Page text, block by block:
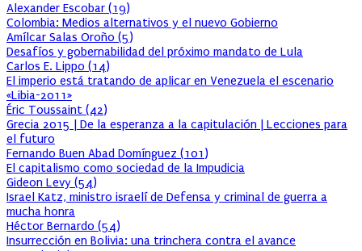
Alexander Escobar (19)
Colombia: Medios alternativos y el nuevo Gobierno
Amílcar Salas Oroño (5)
Desafíos y gobernabilidad del próximo mandato de Lula
Carlos E. Lippo (14)
El imperio está tratando de aplicar en Venezuela el escenario
«Libia-2011»
Éric Toussaint (42)
Grecia 2015 | De la esperanza a la capitulación | Lecciones para
el futuro
Fernando Buen Abad Domínguez (101)
El capitalismo como sociedad de la Impudicia
Gideon Levy (54)
Israel Katz, ministro israelí de Defensa y criminal de guerra a
mucha honra
Héctor Bernardo (54)
Insurrección en Bolivia: una trinchera contra el avance